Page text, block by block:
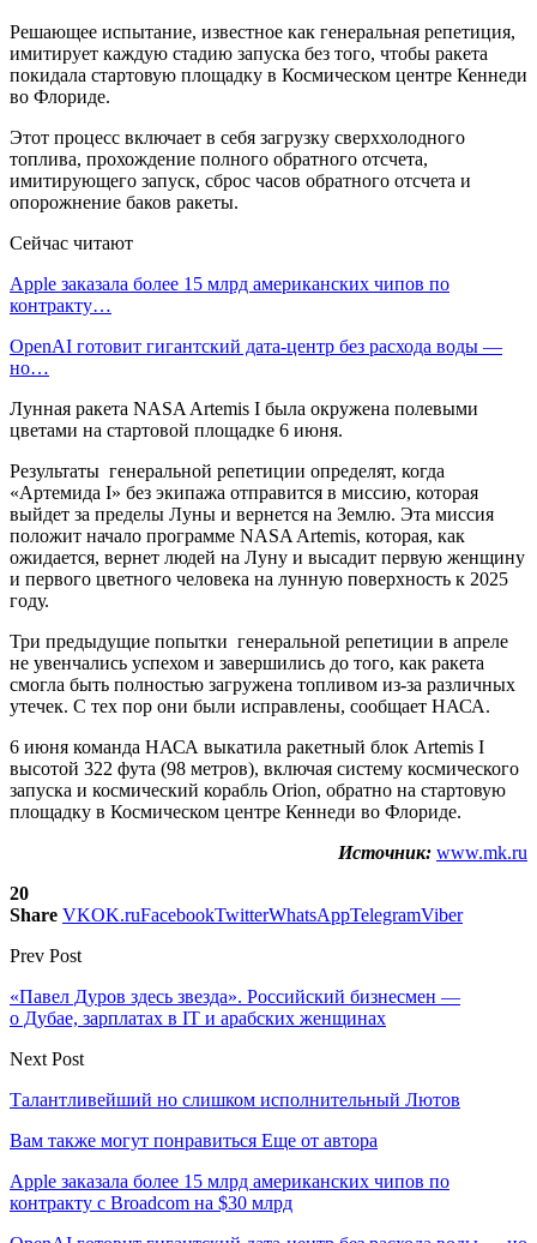
Решающее испытание, известное как генеральная репетиция,
имитирует каждую стадию запуска без того, чтобы ракета
покидала стартовую площадку в Космическом центре Кеннеди
во Флориде.
Этот процесс включает в себя загрузку сверххолодного
топлива, прохождение полного обратного отсчета,
имитирующего запуск, сброс часов обратного отсчета и
опорожнение баков ракеты.
Сейчас читают
Apple заказала более 15 млрд американских чипов по
контракту…
OpenAI готовит гигантский дата-центр без расхода воды —
но…
Лунная ракета NASA Artemis I была окружена полевыми
цветами на стартовой площадке 6 июня.
Результаты генеральной репетиции определят, когда
«Артемида I» без экипажа отправится в миссию, которая
выйдет за пределы Луны и вернется на Землю. Эта миссия
положит начало программе NASA Artemis, которая, как
ожидается, вернет людей на Луну и высадит первую женщину
и первого цветного человека на лунную поверхность к 2025
году.
Три предыдущие попытки генеральной репетиции в апреле
не увенчались успехом и завершились до того, как ракета
смогла быть полностью загружена топливом из-за различных
утечек. С тех пор они были исправлены, сообщает НАСА.
6 июня команда НАСА выкатила ракетный блок Artemis I
высотой 322 фута (98 метров), включая систему космического
запуска и космический корабль Orion, обратно на стартовую
площадку в Космическом центре Кеннеди во Флориде.
Источник: www.mk.ru
20
Share VKOK.ruFacebookTwitterWhatsAppTelegramViber
Prev Post
«Павел Дуров здесь звезда». Российский бизнесмен —
о Дубае, зарплатах в IT и арабских женщинах
Next Post
Талантливейший но слишком исполнительный Лютов
Вам также могут понравиться Еще от автора
Apple заказала более 15 млрд американских чипов по
контракту с Broadcom на $30 млрд